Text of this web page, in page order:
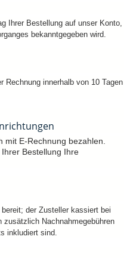
Ihrer Bestellung auf unser Konto,
bekanntgegeben wird.
Rechnung innerhalb von 10 Tagen
mit E-Rechnung bezahlen.
Bestellung Ihre
der Zusteller kassiert bei
zusätzlich Nachnahmegebühren
inkludiert sind.